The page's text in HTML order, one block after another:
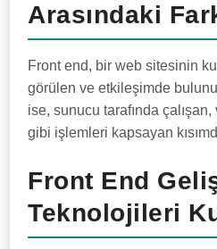
Arasındaki
Front end, bir web sitesinin
görülen ve etkileşimde
ise, sunucu tarafında
gibi işlemleri kapsayan
Front End
Teknolojileri